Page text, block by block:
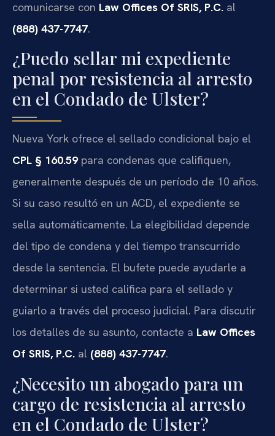
comunicarse con Law Offices Of SRIS, P.C. al
(888) 437-7747.
¿Puedo sellar mi expediente
penal por resistencia al arresto
en el Condado de Ulster?
Nueva York ofrece el sellado condicional bajo el
CPL § 160.59para condenas que califiquen,
generalmente después de un período de 10 años.
Si su caso resultó en un ACD, el expediente se
sella automáticamente. La elegibilidad depende
del tipo de condena y del tiempo transcurrido
desde la sentencia. El bufete puede ayudarle a
determinar si usted califica para el sellado y
guiarlo a través del proceso judicial. Para discutir
los detalles de su asunto, contacte a Law Offices
Of SRIS, P.C. al (888) 437-7747.
¿Necesito un abogado para un
cargo de resistencia al arresto
en el Condado de Ulster?